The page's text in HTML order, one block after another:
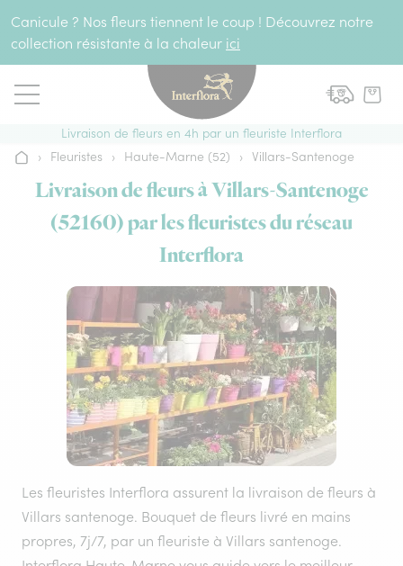
Canicule ? Nos fleurs tiennent le coup ! Découvrez notre
collection résistante à la chaleur ici
Livraison de fleurs en 4h par un fleuriste Interflora
Accueil
› Fleuristes › Haute-Marne (52) › Villars-Santenoge
Livraison de fleurs à Villars-Santenoge
(52160) par les fleuristes du réseau
Interflora
Les fleuristes Interflora assurent la livraison de fleurs à
Villars santenoge. Bouquet de fleurs livré en mains
propres, 7j/7, par un fleuriste à Villars santenoge.